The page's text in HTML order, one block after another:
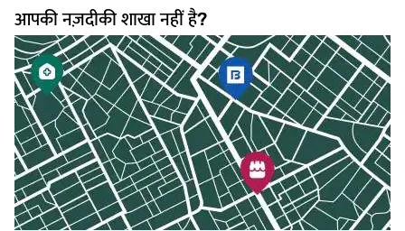
क्योंकि यह मज़बूत और टिकाऊ होता है.
18 कैरेट गोल्ड के लिए बड़ौदा में गोल्ड की कीमत मार्केट ट्रेंड, डिज़ाइन की मांग और
स्थानीय कारकों से प्रभावित होती है. यह उन खरीदारों के लिए एक अच्छा विकल्प है जो
किफायती ज्वेलरी की तलाश में हैं, जो अभी भी कीमत पर उपलब्ध हैं.
सूरत में सोने के भाव को प्रभावित करने वाले कारक
बड़ौत में सोने का भाव समय के साथ बदलने वाले कई कारकों से प्रभावित होता है. इन
कारकों को समझने से आपको भारत में सोने की कीमत को बेहतर तरीके से ट्रैक करने
और सही निर्णय लेने में मदद मिल सकती है.
वैश्विक गोल्ड की कीमतें:गोल्ड का ट्रेड दुनिया भर में किया जाता है, इसलिए
अंतर्राष्ट्रीय कीमतों में कोई भी बदलाव सीधे भारत में गोल्ड की दर को प्रभावित
आपकी नज़दीकी शाखा नहीं है?